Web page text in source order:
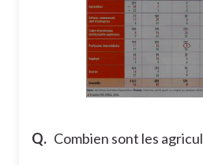
Q. Combien sont les